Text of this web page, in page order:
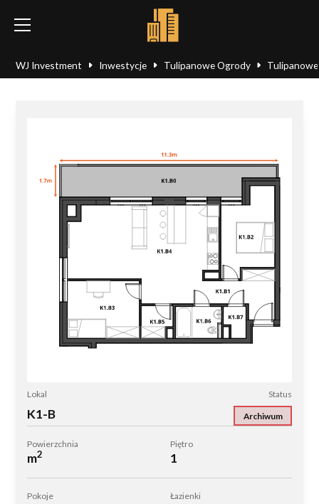
WJ Investment Inwestycje Tulipanowe Ogrody
Lokal
K1-B
Status
Archiwum
Powierzchnia
m2
Piętro
1
Pokoje Łazienki